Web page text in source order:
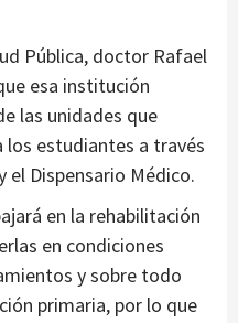
Pública, doctor Rafael
esa institución
las unidades que
los estudiantes a través
el Dispensario Médico.
en la rehabilitación
en condiciones
y sobre todo
primaria, por lo que